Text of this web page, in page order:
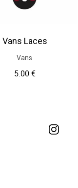
Vans Laces
Vans
5.00 €